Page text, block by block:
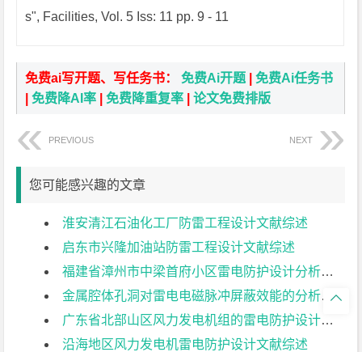
s", Facilities, Vol. 5 Iss: 11 pp. 9 - 11
免费ai写开题、写任务书：免费Ai开题 |免费Ai任务书
|免费降AI率 |免费降重复率 |论文免费排版
PREVIOUS NEXT
您可能感兴趣的文章
淮安清江石油化工厂防雷工程设计文献综述
启东市兴隆加油站防雷工程设计文献综述
福建省漳州市中梁首府小区雷电防护设计分析文献综述
金属腔体孔洞对雷电电磁脉冲屏蔽效能的分析文献综述
广东省北部山区风力发电机组的雷电防护设计文献综述
沿海地区风力发电机雷电防护设计文献综述
